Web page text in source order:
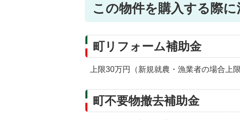
この物件を購入する際
町リフォーム補助金
上限30万円（新規就農・漁業者の場合上
町不要物撤去補助金